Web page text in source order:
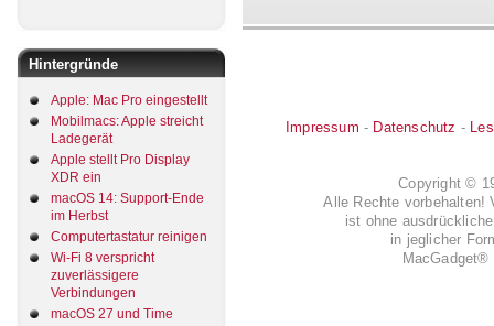
Hintergründe
Apple: Mac Pro eingestellt
Mobilmacs: Apple streicht
Ladegerät
Apple stellt Pro Display
XDR ein
macOS 14: Support-Ende
im Herbst
Computertastatur reinigen
Wi-Fi 8 verspricht
zuverlässigere
Verbindungen
macOS 27 und Time
Impressum - Datenschutz -
Copyright ©
Alle Rechte vorbehalten!
ist ohne
in jeglicher
MacGadget®